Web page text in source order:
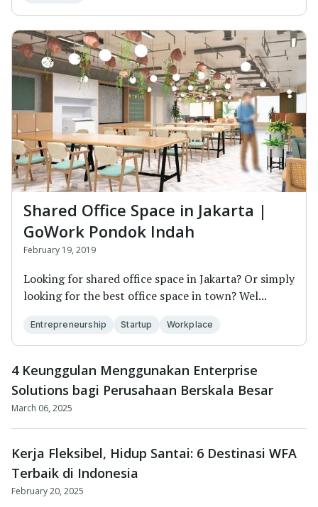
Shared Office Space in Jakarta |
GoWork Pondok Indah
February 19, 2019
Looking for shared office space in Jakarta? Or simply
looking for the best office space in town? Wel...
Entrepreneurship Startup Workplace
4 Keunggulan Menggunakan Enterprise
Solutions bagi Perusahaan Berskala Besar
March 06, 2025
Kerja Fleksibel, Hidup Santai: 6 Destinasi WFA
Terbaik di Indonesia
February 20, 2025